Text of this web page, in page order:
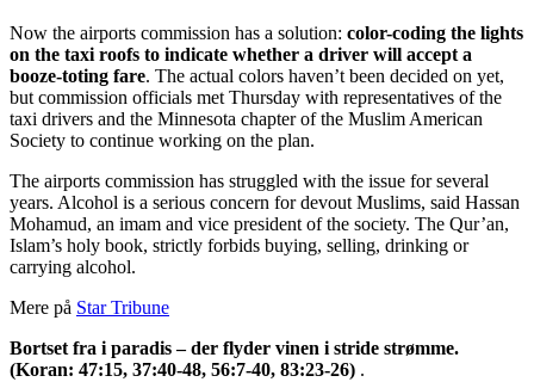
Now the airports commission has a solution: color-coding the lights
on the taxi roofs to indicate whether a driver will accept a
booze-toting fare. The actual colors haven’t been decided on yet,
but commission officials met Thursday with representatives of the
taxi drivers and the Minnesota chapter of the Muslim American
Society to continue working on the plan.
The airports commission has struggled with the issue for several
years. Alcohol is a serious concern for devout Muslims, said Hassan
Mohamud, an imam and vice president of the society. The Qur’an,
Islam’s holy book, strictly forbids buying, selling, drinking or
carrying alcohol.
Mere på Star Tribune
Bortset fra i paradis – der flyder vinen i stride strømme.
(Koran: 47:15, 37:40-48, 56:7-40, 83:23-26) .